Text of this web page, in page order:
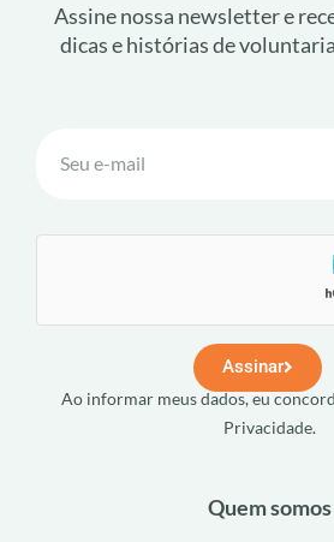
Assine nossa newsletter e
dicas e histórias de
Assinar
Ao informar meus dados, eu
Privacidade.
Quem somos